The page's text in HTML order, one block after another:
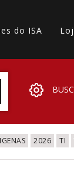
do ISA
2026 TI